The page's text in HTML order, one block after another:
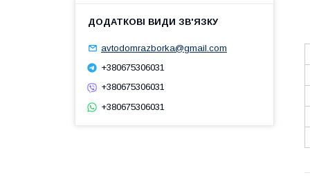
avtodomrazborka@gmail.com
+380675306031
+380675306031
+380675306031